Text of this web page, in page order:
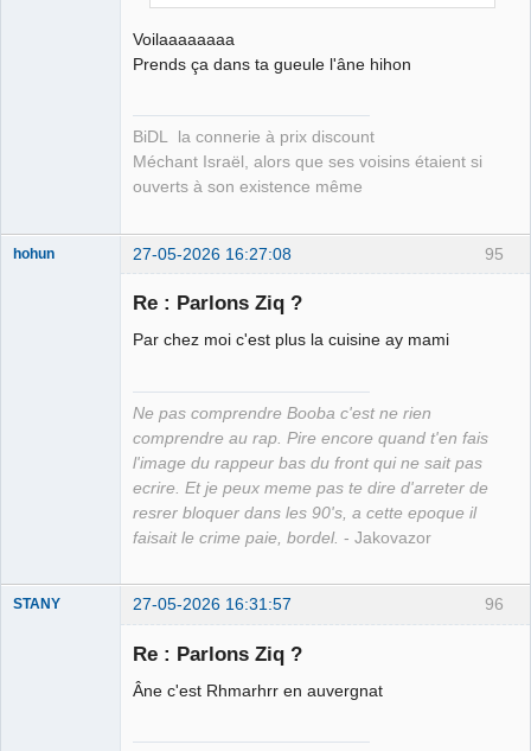
Voilaaaaaaaa
Prends ça dans ta gueule l'âne hihon
BiDL la connerie à prix discount
Méchant Israël, alors que ses voisins étaient si
ouverts à son existence même
95
hohun 27-05-2026 16:27:08
Re : Parlons Ziq ?
Par chez moi c'est plus la cuisine ay mami
Ne pas comprendre Booba c'est ne rien
comprendre au rap. Pire encore quand t'en fais
l'image du rappeur bas du front qui ne sait pas
ecrire. Et je peux meme pas te dire d'arreter de
resrer bloquer dans les 90's, a cette epoque il
faisait le crime paie, bordel. - Jakovazor
96
STANY 27-05-2026 16:31:57
Re : Parlons Ziq ?
Âne c'est Rhmarhrr en auvergnat